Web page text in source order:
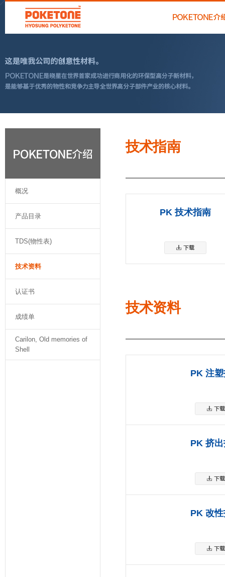
概况
产品目录
TDS(物性表)
技术资料
认证书
成绩单
Carilon, Old memories of
Shell
技术指南
PK 技术指南
技术资料
PK 注
PK 挤
PK 改